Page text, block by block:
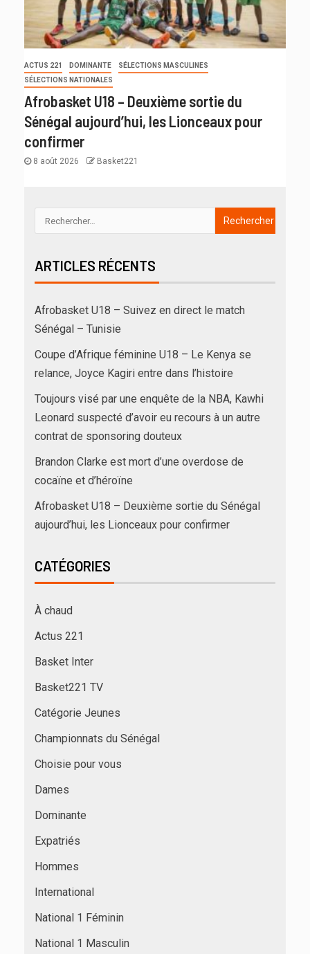
ACTUS 221 DOMINANTE
SÉLECTIONS MASCULINES
SÉLECTIONS NATIONALES
Afrobasket U18 – Deuxième sortie du
Sénégal aujourd’hui, les Lionceaux pour
confirmer
8 août 2026 Basket221
ARTICLES RÉCENTS
Afrobasket U18 – Suivez en direct le match
Sénégal – Tunisie
Coupe d’Afrique féminine U18 – Le Kenya se
relance, Joyce Kagiri entre dans l’histoire
Toujours visé par une enquête de la NBA, Kawhi
Leonard suspecté d’avoir eu recours à un autre
contrat de sponsoring douteux
Brandon Clarke est mort d’une overdose de
cocaïne et d’héroïne
Afrobasket U18 – Deuxième sortie du Sénégal
aujourd’hui, les Lionceaux pour confirmer
CATÉGORIES
À chaud
Actus 221
Basket Inter
Basket221 TV
Catégorie Jeunes
Championnats du Sénégal
Choisie pour vous
Dames
Dominante
Expatriés
Hommes
International
National 1 Féminin
National 1 Masculin